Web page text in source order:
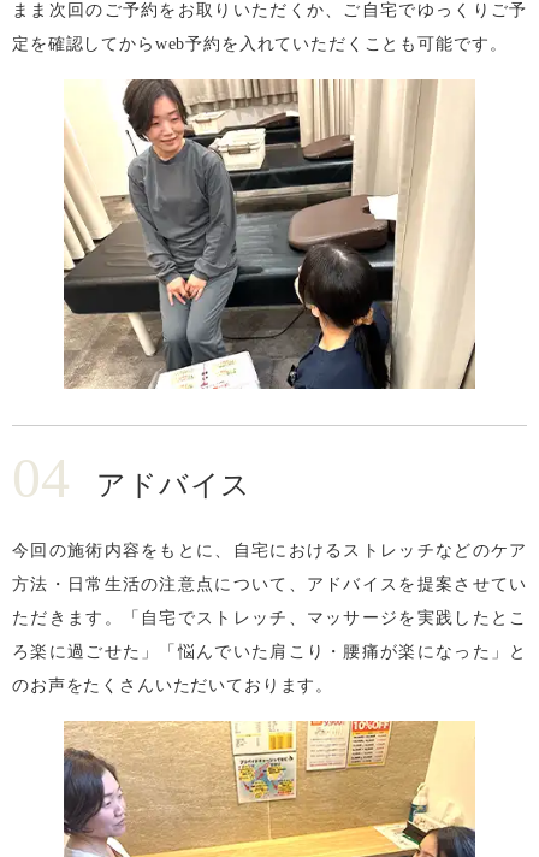
まま次回のご予約をお取りいただくか、ご自宅でゆっくりご予
定を確認してからweb予約を入れていただくことも可能です。
04 アドバイス
今回の施術内容をもとに、自宅におけるストレッチなどのケア
方法・日常生活の注意点について、アドバイスを提案させてい
ただきます。「自宅でストレッチ、マッサージを実践したとこ
ろ楽に過ごせた」「悩んでいた肩こり・腰痛が楽になった」と
のお声をたくさんいただいております。